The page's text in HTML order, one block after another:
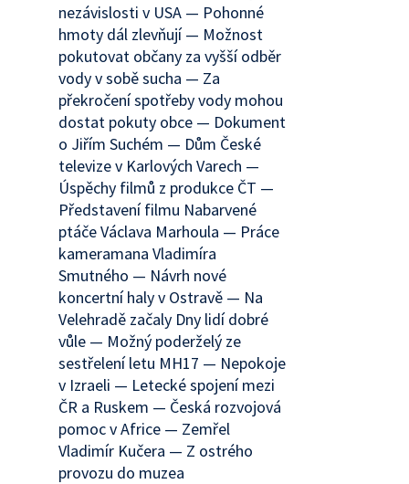
nezávislosti v USA — Pohonné
hmoty dál zlevňují — Možnost
pokutovat občany za vyšší odběr
vody v sobě sucha — Za
překročení spotřeby vody mohou
dostat pokuty obce — Dokument
o Jiřím Suchém — Dům České
televize v Karlových Varech —
Úspěchy filmů z produkce ČT —
Představení filmu Nabarvené
ptáče Václava Marhoula — Práce
kameramana Vladimíra
Smutného — Návrh nové
koncertní haly v Ostravě — Na
Velehradě začaly Dny lidí dobré
vůle — Možný poderželý ze
sestřelení letu MH17 — Nepokoje
v Izraeli — Letecké spojení mezi
ČR a Ruskem — Česká rozvojová
pomoc v Africe — Zemřel
Vladimír Kučera — Z ostrého
provozu do muzea